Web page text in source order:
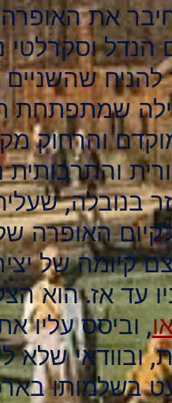
חיבר את
לראשונה בוונציה ב-1733. גם
קרה בשנת 1708. סביר
עלילה
והרחוק
והתרבותית
בנובלה,
האופרה
קיומה של
עד אז. הוא
, וביסס עליו
ובוודאי שלא